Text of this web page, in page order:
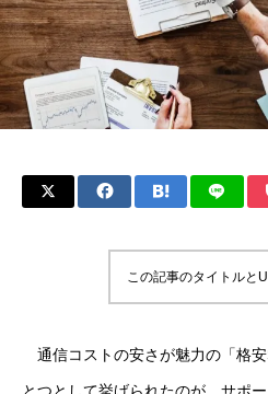
この記事のタイトルと
通信コストの安さが魅力の「格